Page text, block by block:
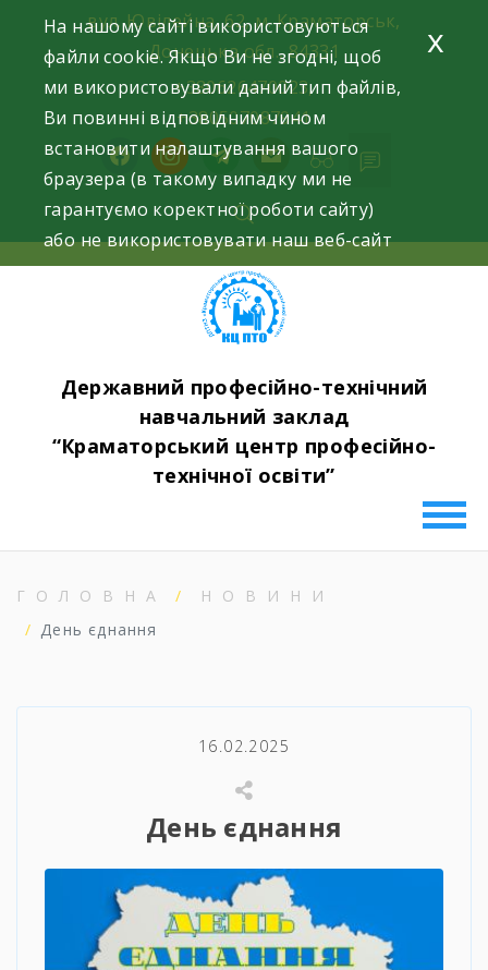
content
вул. Ювілейна, 62, м. Краматорськ,
Донецька обл., 84331
+380626470023,
+380507087941
facebookinstagramtelegram
mail
Державний професійно-технічний
навчальний заклад
“Краматорський центр професійно-
технічної освіти”
ГОЛОВНА
НОВИНИ
День єднання
16.02.2025
День єднання
На нашому сайті використовуються
файли cookie. Якщо Ви не згодні, щоб
ми використовували даний тип файлів,
Ви повинні відповідним чином
встановити налаштування вашого
браузера (в такому випадку ми не
гарантуємо коректної роботи сайту)
або не використовувати наш веб-сайт
x